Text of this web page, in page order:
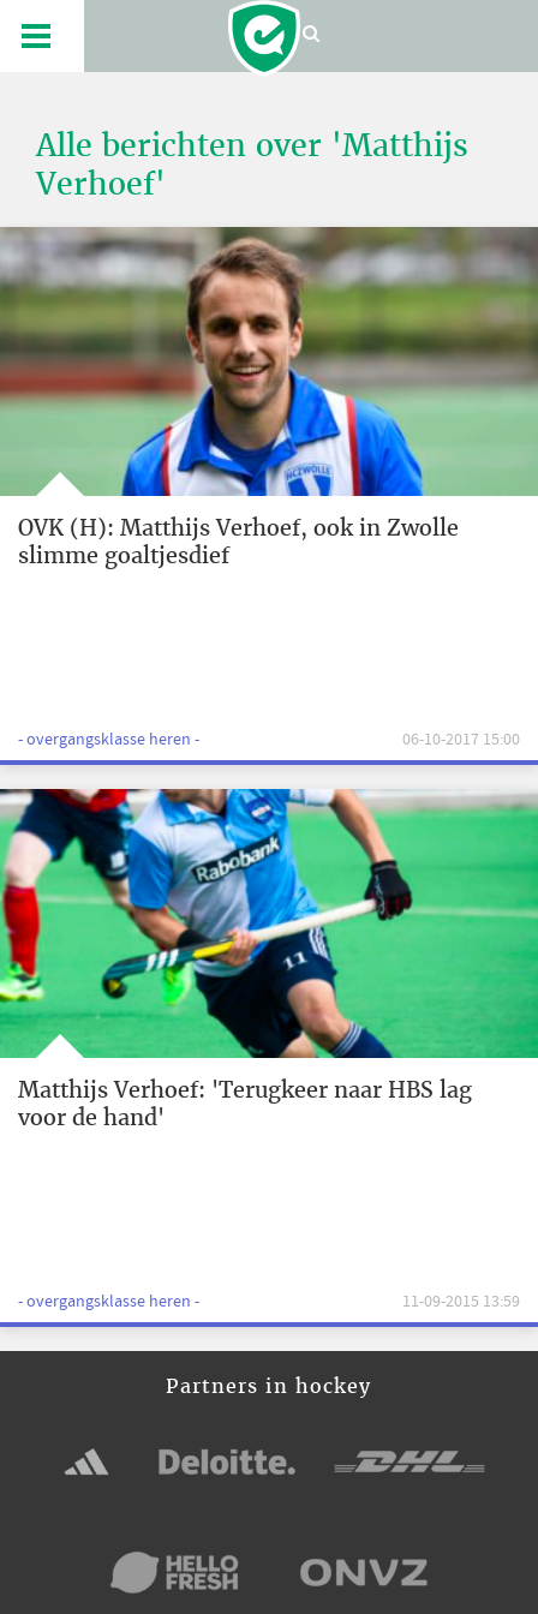
Alle berichten over 'Matthijs
Verhoef'
OVK (H): Matthijs Verhoef, ook in Zwolle
slimme goaltjesdief
- overgangsklasse heren - 06-10-2017 15:00
Matthijs Verhoef: 'Terugkeer naar HBS lag
voor de hand'
- overgangsklasse heren - 11-09-2015 13:59
Partners in hockey